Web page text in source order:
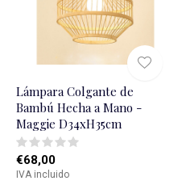
Lámpara Colgante de
Bambú Hecha a Mano -
Maggie D34xH35cm
€68,00
IVA incluido